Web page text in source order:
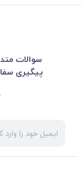
سوالات
پیگیری